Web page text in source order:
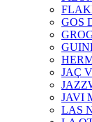
GOS
JAÇ
JAVI
LAS